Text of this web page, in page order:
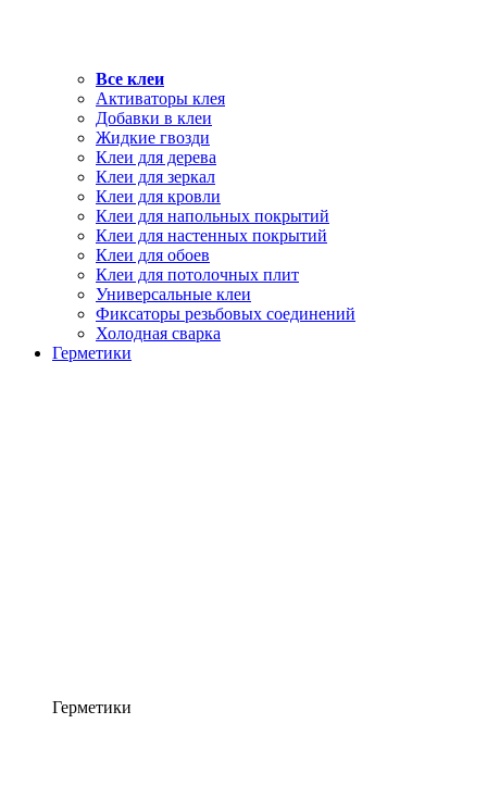
Все клеи
Активаторы клея
Добавки в клеи
Жидкие гвозди
Клеи для дерева
Клеи для зеркал
Клеи для кровли
Клеи для напольных покрытий
Клеи для настенных покрытий
Клеи для обоев
Клеи для потолочных плит
Универсальные клеи
Фиксаторы резьбовых соединений
Холодная сварка
Герметики
Герметики